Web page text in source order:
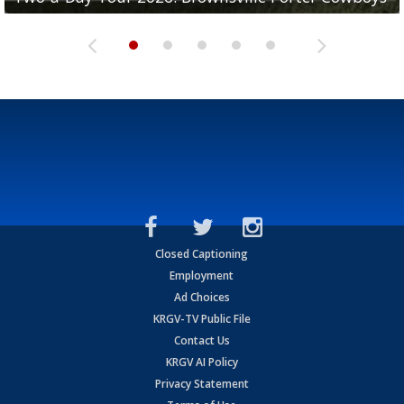
Closed Captioning
Employment
Ad Choices
KRGV-TV Public File
Contact Us
KRGV AI Policy
Privacy Statement